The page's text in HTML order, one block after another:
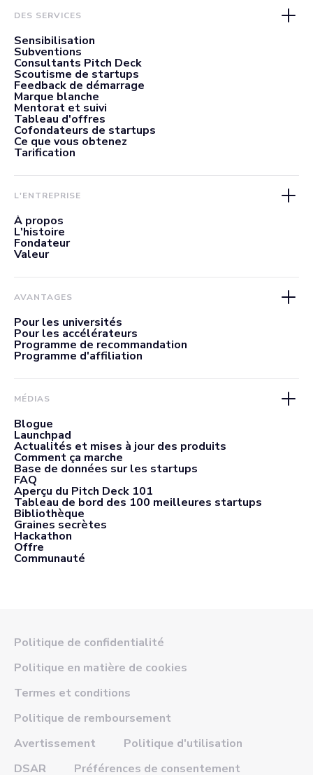
DES SERVICES
Sensibilisation
Subventions
Consultants Pitch Deck
Scoutisme de startups
Feedback de démarrage
Marque blanche
Mentorat et suivi
Tableau d'offres
Cofondateurs de startups
Ce que vous obtenez
Tarification
L'ENTREPRISE
À propos
L'histoire
Fondateur
Valeur
AVANTAGES
Pour les universités
Pour les accélérateurs
Programme de recommandation
Programme d'affiliation
MÉDIAS
Blogue
Launchpad
Actualités et mises à jour des produits
Comment ça marche
Base de données sur les startups
FAQ
Aperçu du Pitch Deck 101
Tableau de bord des 100 meilleures startups
Bibliothèque
Graines secrètes
Hackathon
Offre
Communauté
Politique de confidentialité
Politique en matière de cookies
Termes et conditions
Politique de remboursement
Avertissement
Politique d'utilisation
DSAR
Préférences de consentement